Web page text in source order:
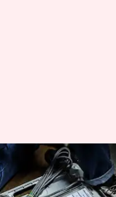
ముగిసిన
16వ